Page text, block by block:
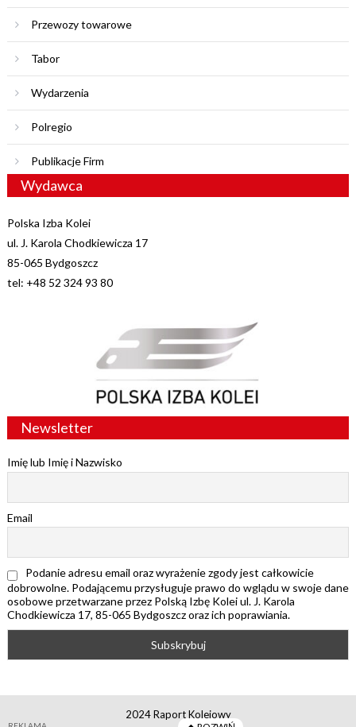
Przewozy towarowe
Tabor
Wydarzenia
Polregio
Publikacje Firm
Wydawca
Polska Izba Kolei
ul. J. Karola Chodkiewicza 17
85-065 Bydgoszcz
tel: +48 52 324 93 80
Newsletter
Imię lub Imię i Nazwisko
Email
Podanie adresu email oraz wyrażenie zgody jest całkowicie
dobrowolne. Podającemu przysługuje prawo do wglądu w swoje dane
osobowe przetwarzane przez Polską Izbę Kolei ul. J. Karola
Chodkiewicza 17, 85-065 Bydgoszcz oraz ich poprawiania.
2024 Raport Kolejowy